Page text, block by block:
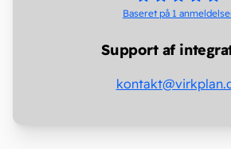
Baseret på 1
Support af